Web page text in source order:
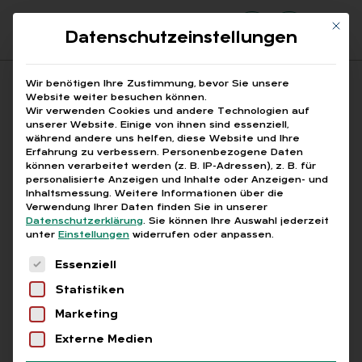
Suchfeld
Suchen
Breadcrumb-Navigation
STARTSEITE
PRINTAUSGABEN
TITELTHEMA: MULTITASKING PUR. DIE …
ZEITWERTKONTEN UND STEUER
Free
Zeit­wert­kon­ten und
Steu­er
Mit
Datenschutzeinstellungen
Wir benötigen Ihre Zustimmung, bevor Sie unsere
Website weiter besuchen können.
Wir verwenden Cookies und andere Technologien auf
unserer Website. Einige von ihnen sind essenziell,
während andere uns helfen, diese Website und Ihre
Erfahrung zu verbessern. Personenbezogene Daten
können verarbeitet werden (z. B. IP-Adressen), z. B. für
personalisierte Anzeigen und Inhalte oder Anzeigen- und
Inhaltsmessung. Weitere Informationen über die
Verwendung Ihrer Daten finden Sie in unserer
Datenschutzerklärung. Sie können Ihre Auswahl jederzeit
unter Einstellungen widerrufen oder anpassen.
Es folgt eine Liste der Service-Gruppen, für
Essenziell
Statistiken
Marketing
Externe Medien